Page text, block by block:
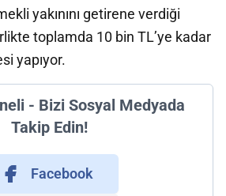
yakınını getirene verdiği
toplamda 10 bin TL’ye kadar
yapıyor.
- Bizi Sosyal Medyada
Takip Edin!
Facebook